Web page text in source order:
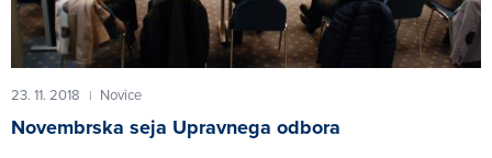
23. 11. 2018 | Novice
Novembrska seja Upravnega odbora